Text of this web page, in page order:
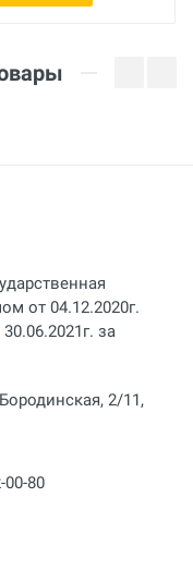
от 04.12.2020г.
за
2/11,
00-80